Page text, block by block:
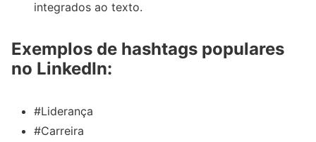
integrados ao texto.
Exemplos de hashtags populares
no LinkedIn:
#Liderança
#Carreira